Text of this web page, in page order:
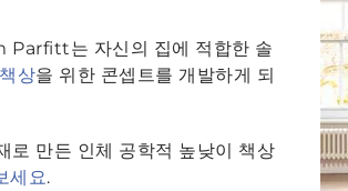
Parfitt는 자신의 집에 적합한 솔
상을 위한 콘셉트를 개발하게 되
로 만든 인체 공학적 높낮이 책상
세요.